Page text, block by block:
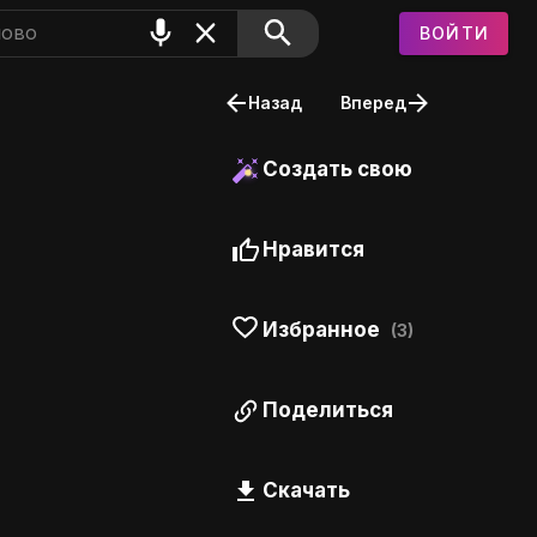
ВОЙТИ
Назад Вперед
Создать свою
Нравится
Избранное (3)
Поделиться
Скачать